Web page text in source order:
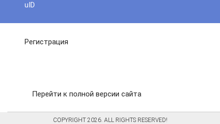
uID
Регистрация
Перейти к полной версии сайта
COPYRIGHT 2026. ALL RIGHTS RESERVED!